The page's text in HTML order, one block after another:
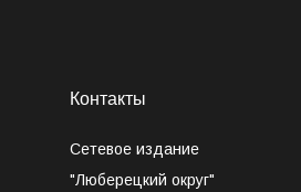
Контакты
Сетевое издание
"Люберецкий округ"